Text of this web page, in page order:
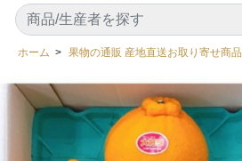
ホーム > 果物の通販 産地直送お取り寄せ商品